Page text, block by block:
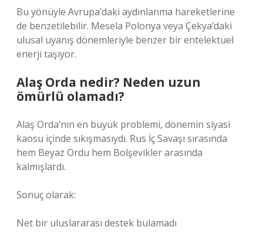
Bu yönüyle Avrupa’daki aydınlanma hareketlerine
de benzetilebilir. Mesela Polonya veya Çekya’daki
ulusal uyanış dönemleriyle benzer bir entelektüel
enerji taşıyor.
Alaş Orda nedir? Neden uzun
ömürlü olamadı?
Alaş Orda’nın en büyük problemi, dönemin siyasi
kaosu içinde sıkışmasıydı. Rus İç Savaşı sırasında
hem Beyaz Ordu hem Bolşevikler arasında
kalmışlardı.
Sonuç olarak:
Net bir uluslararası destek bulamadı